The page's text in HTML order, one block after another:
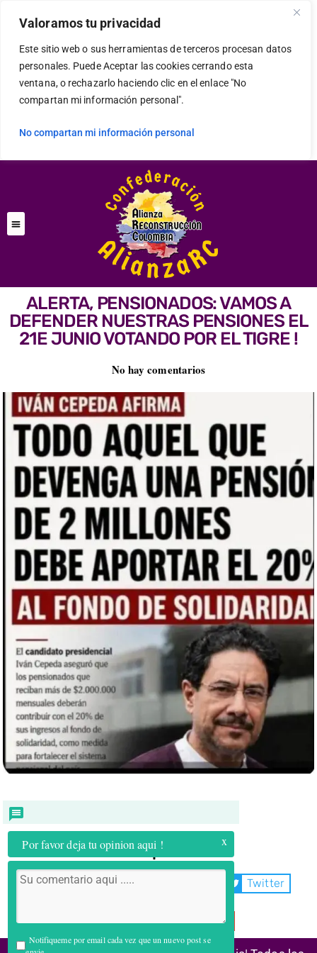
Valoramos tu privacidad
Este sitio web o sus herramientas de terceros procesan datos
personales. Puede Aceptar las cookies cerrando esta
ventana, o rechazarlo haciendo clic en el enlace "No
compartan mi información personal".
No compartan mi información personal
ALERTA, PENSIONADOS: VAMOS A
DEFENDER NUESTRAS PENSIONES EL
21E JUNIO VOTANDO POR EL TIGRE !
No hay comentarios
Por favor deja tu opinion aqui ! x
Notifiqueme por email cada vez que un nuevo post se
Compartir:
WhatsApp Twitter
Telegram Email